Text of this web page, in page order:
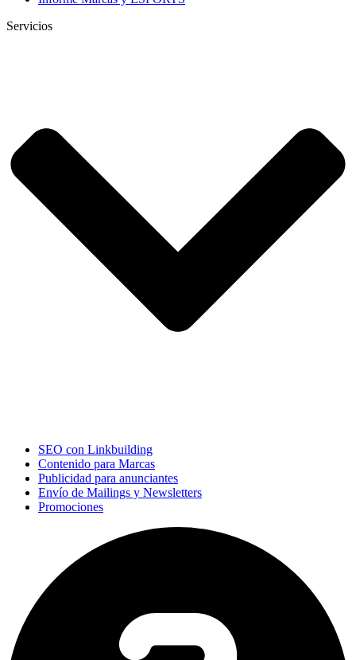
Servicios
SEO con Linkbuilding
Contenido para Marcas
Publicidad para anunciantes
Envío de Mailings y Newsletters
Promociones